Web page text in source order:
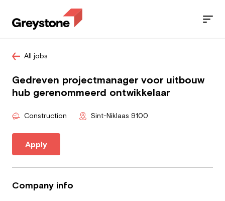
Jobs
Services
Sectors
Blog
All jobs
Gedreven projectmanager voor uitbouw
hub gerenommeerd ontwikkelaar
Construction Sint-Niklaas 9100
Apply
Company info